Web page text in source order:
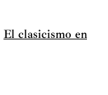
El clasicismo en